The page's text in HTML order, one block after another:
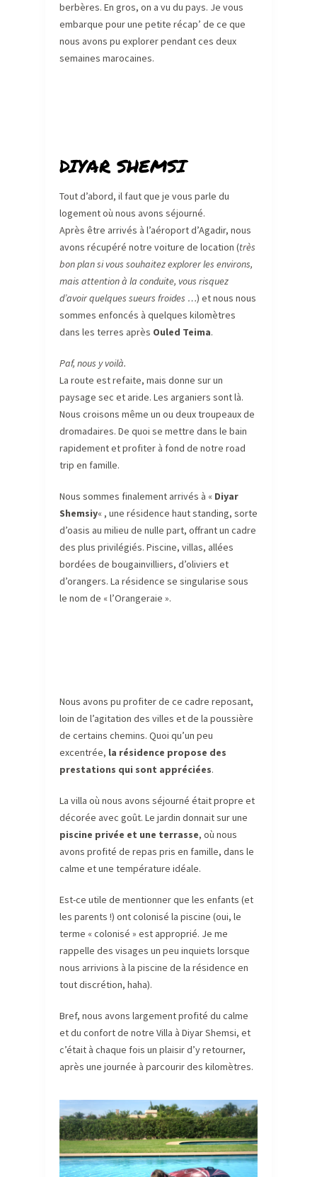
berbères. En gros, on a vu du pays. Je vous
embarque pour une petite récap’ de ce que
nous avons pu explorer pendant ces deux
semaines marocaines.
DIYAR SHEMSI
Tout d’abord, il faut que je vous parle du
logement où nous avons séjourné.
Après être arrivés à l’aéroport d’Agadir, nous
avons récupéré notre voiture de location (très
bon plan si vous souhaitez explorer les environs,
mais attention à la conduite, vous risquez
d’avoir quelques sueurs froides …) et nous nous
sommes enfoncés à quelques kilomètres
dans les terres après Ouled Teima.
Paf, nous y voilà.
La route est refaite, mais donne sur un
paysage sec et aride. Les arganiers sont là.
Nous croisons même un ou deux troupeaux de
dromadaires. De quoi se mettre dans le bain
rapidement et profiter à fond de notre road
trip en famille.
Nous sommes finalement arrivés à « Diyar
Shemsiy« , une résidence haut standing, sorte
d’oasis au milieu de nulle part, offrant un cadre
des plus privilégiés. Piscine, villas, allées
bordées de bougainvilliers, d’oliviers et
d’orangers. La résidence se singularise sous
le nom de « l’Orangeraie ».
Nous avons pu profiter de ce cadre reposant,
loin de l’agitation des villes et de la poussière
de certains chemins. Quoi qu’un peu
excentrée, la résidence propose des
prestations qui sont appréciées.
La villa où nous avons séjourné était propre et
décorée avec goût. Le jardin donnait sur une
piscine privée et une terrasse, où nous
avons profité de repas pris en famille, dans le
calme et une température idéale.
Est-ce utile de mentionner que les enfants (et
les parents !) ont colonisé la piscine (oui, le
terme « colonisé » est approprié. Je me
rappelle des visages un peu inquiets lorsque
nous arrivions à la piscine de la résidence en
tout discrétion, haha).
Bref, nous avons largement profité du calme
et du confort de notre Villa à Diyar Shemsi, et
c’était à chaque fois un plaisir d’y retourner,
après une journée à parcourir des kilomètres.